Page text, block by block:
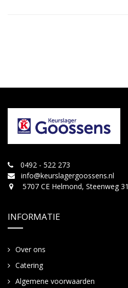
0492 - 522 273
info@keurslagergoossens.nl
5707 CE Helmond, Steenweg 31
INFORMATIE
Over ons
Catering
Algemene voorwaarden